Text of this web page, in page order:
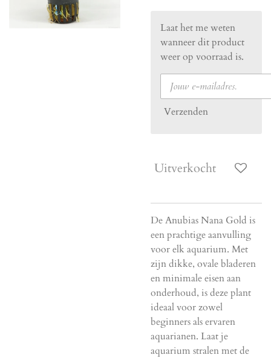
Laat het me weten
wanneer dit product
weer op voorraad is.
Verzenden
Uitverkocht
De Anubias Nana Gold is
een prachtige aanvulling
voor elk aquarium. Met
zijn dikke, ovale bladeren
en minimale eisen aan
onderhoud, is deze plant
ideaal voor zowel
beginners als ervaren
aquarianen. Laat je
aquarium stralen met de